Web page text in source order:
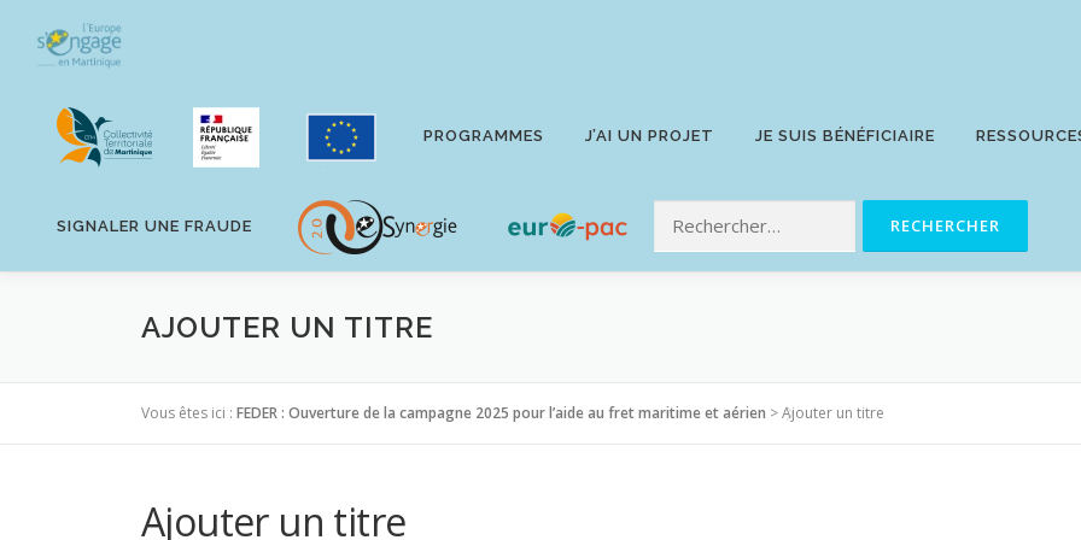
contenu
PROGRAMMES J’AI UN PROJET JE SUIS BÉNÉFICIAIRE
SIGNALER UNE FRAUDE
AJOUTER UN TITRE
Vous êtes ici : FEDER : Ouverture de la campagne 2025 pour l’aide au fret maritime et aérien >Ajouter un titre
Ajouter un titre